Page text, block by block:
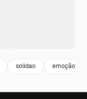
solidao emoção